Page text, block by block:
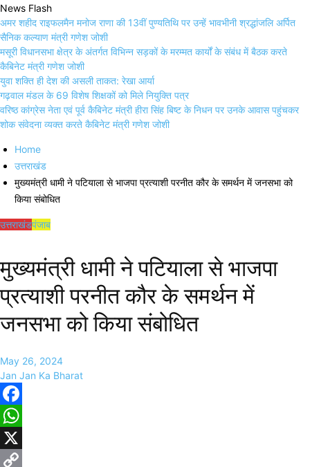
News Flash
अमर शहीद राइफलमैन मनोज राणा की 13वीं पुण्यतिथि पर उन्हें भावभीनी श्रद्धांजलि अर्पित
सैनिक कल्याण मंत्री गणेश जोशी
मसूरी विधानसभा क्षेत्र के अंतर्गत विभिन्न सड़कों के मरम्मत कार्यों के संबंध में बैठक करते
कैबिनेट मंत्री गणेश जोशी
युवा शक्ति ही देश की असली ताकत: रेखा आर्या
गढ़वाल मंडल के 69 विशेष शिक्षकों को मिले नियुक्ति पत्र
वरिष्ठ कांग्रेस नेता एवं पूर्व कैबिनेट मंत्री हीरा सिंह बिष्ट के निधन पर उनके आवास पहुंचकर
शोक संवेदना व्यक्त करते कैबिनेट मंत्री गणेश जोशी
Home
उत्तराखंड
मुख्यमंत्री धामी ने पटियाला से भाजपा प्रत्याशी परनीत कौर के समर्थन में जनसभा को
किया संबोधित
उत्तराखंडपंजाब
मुख्यमंत्री धामी ने पटियाला से भाजपा
प्रत्याशी परनीत कौर के समर्थन में
जनसभा को किया संबोधित
May 26, 2024
Jan Jan Ka Bharat
Facebook
WhatsApp
X